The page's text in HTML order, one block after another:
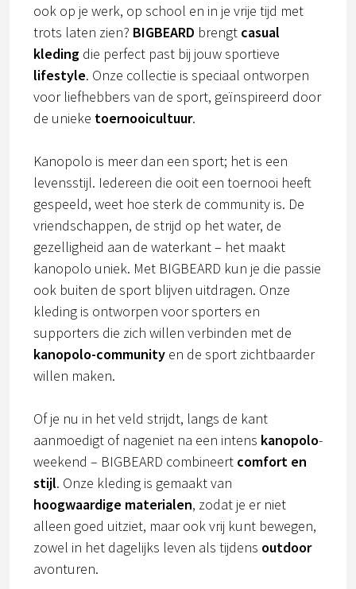
ook op je werk, op school en in je vrije tijd met
trots laten zien? BIGBEARD brengt casual
kleding die perfect past bij jouw sportieve
lifestyle. Onze collectie is speciaal ontworpen
voor liefhebbers van de sport, geïnspireerd door
de unieke toernooicultuur.
Kanopolo is meer dan een sport; het is een
levensstijl. Iedereen die ooit een toernooi heeft
gespeeld, weet hoe sterk de community is. De
vriendschappen, de strijd op het water, de
gezelligheid aan de waterkant – het maakt
kanopolo uniek. Met BIGBEARD kun je die passie
ook buiten de sport blijven uitdragen. Onze
kleding is ontworpen voor sporters en
supporters die zich willen verbinden met de
kanopolo-community en de sport zichtbaarder
willen maken.
Of je nu in het veld strijdt, langs de kant
aanmoedigt of nageniet na een intens kanopolo-
weekend – BIGBEARD combineert comfort en
stijl. Onze kleding is gemaakt van
hoogwaardige materialen, zodat je er niet
alleen goed uitziet, maar ook vrij kunt bewegen,
zowel in het dagelijks leven als tijdens outdoor
avonturen.